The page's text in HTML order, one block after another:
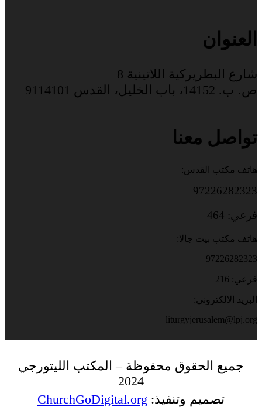
العنوان
شارع البطريركية اللاتينية 8
ص. ب. 14152، باب الخليل، القدس 9114101
تواصل معنا
هاتف مكتب القدس:
97226282323
فرعي: 464
هاتف مكتب بيت جالا:
97226282323
فرعي: 216
البريد الالكتروني:
liturgyjerusalem@lpj.org
جميع الحقوق محفوظة – المكتب الليتورجي
2024
تصميم وتنفيذ: ChurchGoDigital.org